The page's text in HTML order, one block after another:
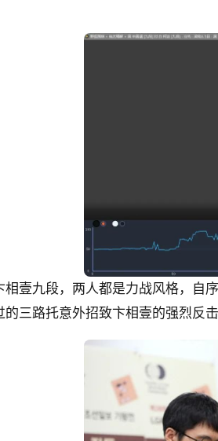
壹九段，两人都是力战风格，自
三路托意外招致卞相壹的强烈反